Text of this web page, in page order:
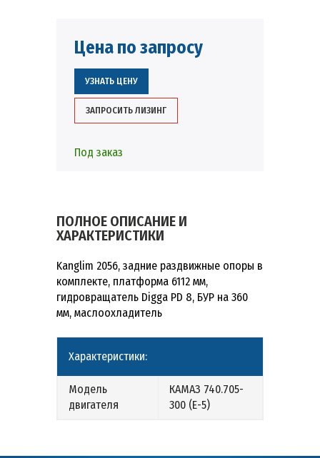
Цена по запросу
УЗНАТЬ ЦЕНУ
ЗАПРОСИТЬ ЛИЗИНГ
Под заказ
ПОЛНОЕ ОПИСАНИЕ И
ХАРАКТЕРИСТИКИ
Kanglim 2056, задние раздвижные опоры в
комплекте, платформа 6112 мм,
гидровращатель Digga PD 8, БУР на 360
мм, маслоохладитель
Характеристики:
Модель
двигателя
КАМАЗ 740.705-
300 (Е-5)